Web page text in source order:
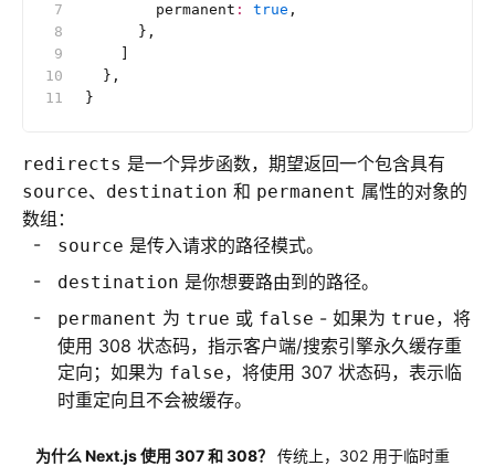
        permanent
: true ,
      },
  },
}
redirects 是一个异步函数，期望返回一个包含具有
source、 destination 和 permanent 属性的对象的
数组：
source 是传入请求的路径模式。
destination 是你想要路由到的路径。
permanent 为 true 或 false - 如果为 true，将
使用 308 状态码，指示客户端/搜索引擎永久缓存重
定向；如果为 false，将使用 307 状态码，表示临
时重定向且不会被缓存。
为什么 Next.js 使用 307 和 308？
传统上，302 用于临时重